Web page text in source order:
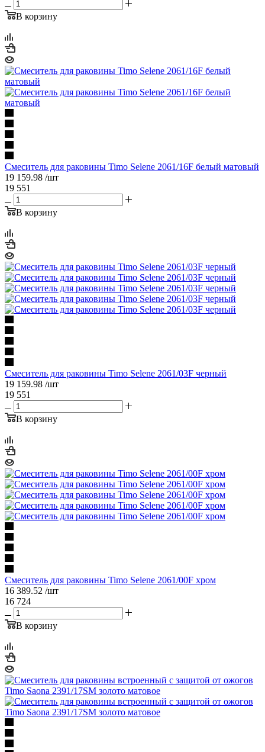
В корзину
Смеситель для раковины Timo Selene 2061/16F белый матовый
19 159.98 /шт
19 551
В корзину
Смеситель для раковины Timo Selene 2061/03F черный
19 159.98 /шт
19 551
В корзину
Смеситель для раковины Timo Selene 2061/00F хром
16 389.52 /шт
16 724
В корзину